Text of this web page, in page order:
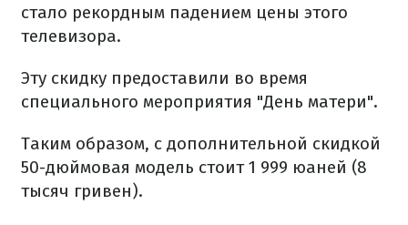
стало рекордным падением цены этого
телевизора.
Эту скидку предоставили во время
специального мероприятия "День матери".
Таким образом, с дополнительной скидкой
50-дюймовая модель стоит 1 999 юаней (8
тысяч гривен).